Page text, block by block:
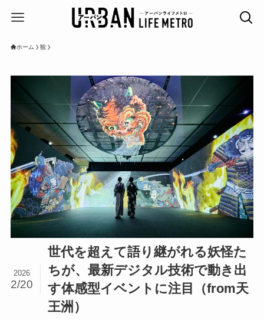
ホーム 観
世代を超えて語り継がれる妖怪た
ちが、最新デジタル技術で動き出
す体感型イベントに注目（from天
王洲）
2026
2/20